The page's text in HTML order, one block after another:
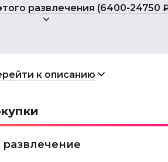
развлечения (6400-24750
к описанию
развлечение